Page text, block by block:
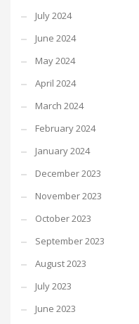
July 2024
June 2024
May 2024
April 2024
March 2024
February 2024
January 2024
December 2023
November 2023
October 2023
September 2023
August 2023
July 2023
June 2023